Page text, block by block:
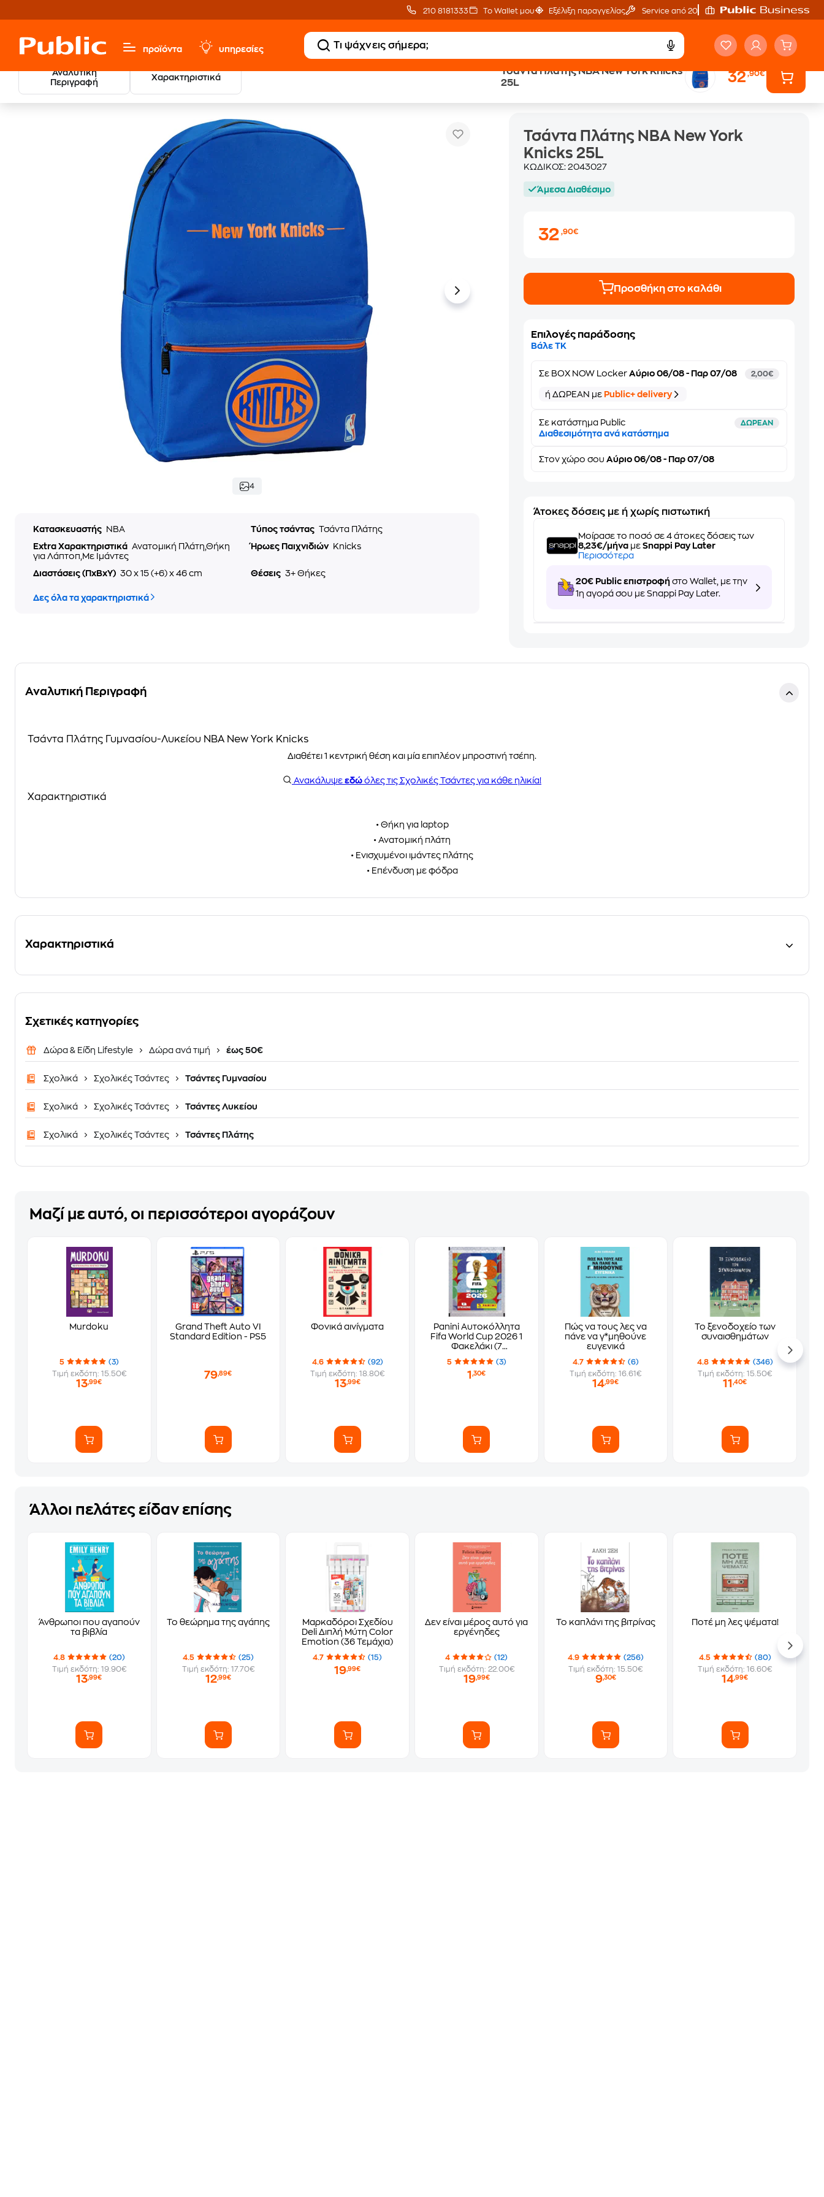
210 8181333 Το Wallet μου Εξέλιξη παραγγελίας Service από 20'
προϊόντα υπηρεσίες
Αναλυτική
Περιγραφή
Χαρακτηριστικά
Τσάντα Πλάτης NBA New York Knicks
25L
32,90€
Σχολικά
4
Κατασκευαστής NBA Τύπος τσάντας Τσάντα Πλάτης
Extra Χαρακτηριστικά Ανατομική Πλάτη,Θήκη
για Λάπτοπ,Με Ιμάντες
Ήρωες Παιχνιδιών Knicks
Διαστάσεις (ΠxΒxΥ) 30 x 15 (+6) x 46 cm Θέσεις 3+ Θήκες
Δες όλα τα χαρακτηριστικά
Τσάντα Πλάτης NBA New York
Knicks 25L
ΚΩΔΙΚΟΣ:2043027
Άμεσα Διαθέσιμο
32,90€
Προσθήκη στο καλάθι
Επιλογές παράδοσης
Βάλε ΤΚ
Σε BOX NOW Locker Αύριο 06/08 - Παρ 07/08 2,00€
ή ΔΩΡΕΑΝ με Public+ delivery
Σε κατάστημα Public ΔΩΡΕΑΝ
Διαθεσιμότητα ανά κατάστημα
Στονχώρο σου Αύριο 06/08 - Παρ 07/08
Άτοκες δόσεις με ή χωρίς πιστωτική
Μοίρασε το ποσό σε 4 άτοκες δόσεις των
8,23€/μήνα μεSnappi Pay Later
Περισσότερα
20€ Public επιστροφή στο Wallet, με την
1η αγορά σου με Snappi Pay Later.
Αναλυτική Περιγραφή
Τσάντα Πλάτης Γυμνασίου-Λυκείου NBA New York Knicks
Διαθέτει 1 κεντρική θέση και μία επιπλέον μπροστινή τσέπη.
Ανακάλυψε εδώ όλες τις Σχολικές Τσάντες για κάθε ηλικία!
Χαρακτηριστικά
• Θήκη για laptop
• Ανατομική πλάτη
• Ενισχυμένοι ιμάντες πλάτης
• Επένδυση με φόδρα
Χαρακτηριστικά
Σχετικές κατηγορίες
Δώρα & Είδη Lifestyle Δώρα ανά τιμή έως 50€
Σχολικά Σχολικές Τσάντες Τσάντες Γυμνασίου
Σχολικά Σχολικές Τσάντες Τσάντες Λυκείου
Σχολικά Σχολικές Τσάντες Τσάντες Πλάτης
Μαζί με αυτό, οι περισσότεροι αγοράζουν
Murdoku
5
(3)
Τιμή εκδότη: 15.50€
13,99€
Grand Theft Auto VI
Standard Edition - PS5
79,89€
Φονικά αινίγματα
4.6
(92)
Τιμή εκδότη: 18.80€
13,99€
Panini Αυτοκόλλητα
Fifa World Cup 2026 1
Φακελάκι (7
Αυτοκόλλητα)
5 (3)
1,30€
Πώς να τους λες να
πάνε να γ*μηθούνε
ευγενικά
4.7
(6)
Τιμή εκδότη: 16.61€
14,99€
Το ξενοδοχείο των
συναισθημάτων
4.8
(346)
Τιμή εκδότη: 15.50€
11,40€
Άλλοι πελάτες είδαν επίσης
Άνθρωποι που αγαπούν
τα βιβλία
4.8
(20)
Τιμή εκδότη: 19.90€
13,99€
Το θεώρημα της αγάπης
4.5
(25)
Τιμή εκδότη: 17.70€
12,99€
Μαρκαδόροι Σχεδίου
Deli Διπλή Μύτη Color
Emotion (36 Τεμάχια)
4.7 (15)
19,99€
Δεν είναι μέρος αυτό για
εργένηδες
4
(12)
Τιμή εκδότη: 22.00€
19,99€
Το καπλάνι της βιτρίνας
4.9
(256)
Τιμή εκδότη: 15.50€
9,30€
Ποτέ μη λες ψέματα!
4.5
(80)
Τιμή εκδότη: 16.60€
14,99€